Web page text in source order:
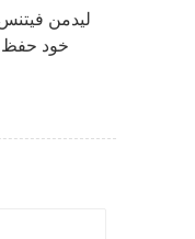
لیدمن
خود حفظ